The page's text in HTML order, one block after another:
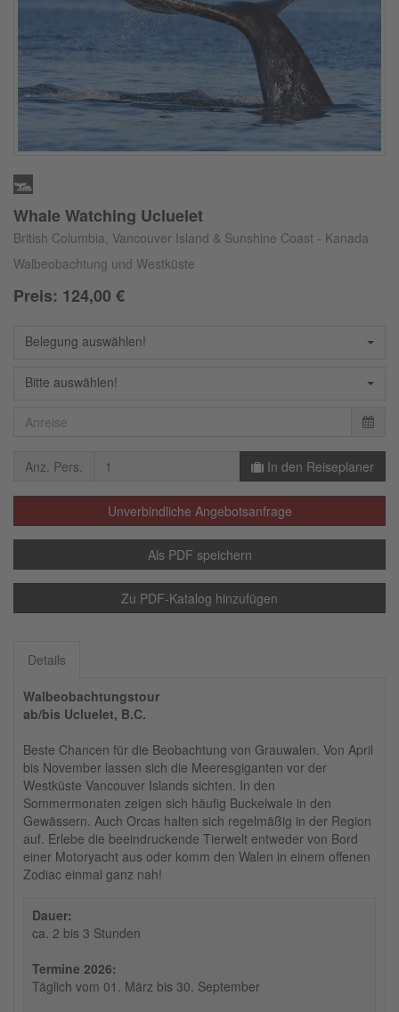
Whale Watching Ucluelet
British Columbia, Vancouver Island & Sunshine Coast - Kanada
Walbeobachtung und Westküste
Preis: 124,00 €
Belegung auswählen!
Bitte auswählen!
Anz. Pers. In den Reiseplaner
Unverbindliche Angebotsanfrage
Als PDF speichern
Zu PDF-Katalog hinzufügen
Details
Walbeobachtungstour
ab/bis Ucluelet, B.C.
Beste Chancen für die Beobachtung von Grauwalen. Von April
bis November lassen sich die Meeresgiganten vor der
Westküste Vancouver Islands sichten. In den
Sommermonaten zeigen sich häufig Buckelwale in den
Gewässern. Auch Orcas halten sich regelmäßig in der Region
auf. Erlebe die beeindruckende Tierwelt entweder von Bord
einer Motoryacht aus oder komm den Walen in einem offenen
Zodiac einmal ganz nah!
Dauer:
ca. 2 bis 3 Stunden
Termine 2026:
Täglich vom 01. März bis 30. September